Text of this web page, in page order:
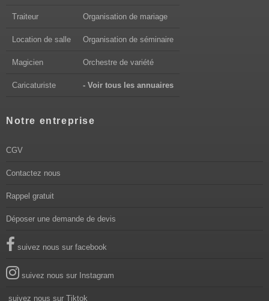
Traiteur Organisation de mariage
Location de salle Organisation de séminaire
Magicien Orchestre de variété
Caricaturiste - Voir tous les annuaires
Notre entreprise
CGV
Contactez nous
Rappel gratuit
Déposer une demande de devis
suivez nous sur facebook
suivez nous sur Instagram
suivez nous sur Tiktok